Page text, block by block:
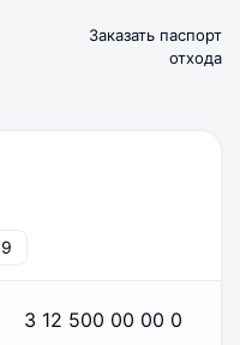
Заказать паспорт
отхода
3 12 500 00 00 0